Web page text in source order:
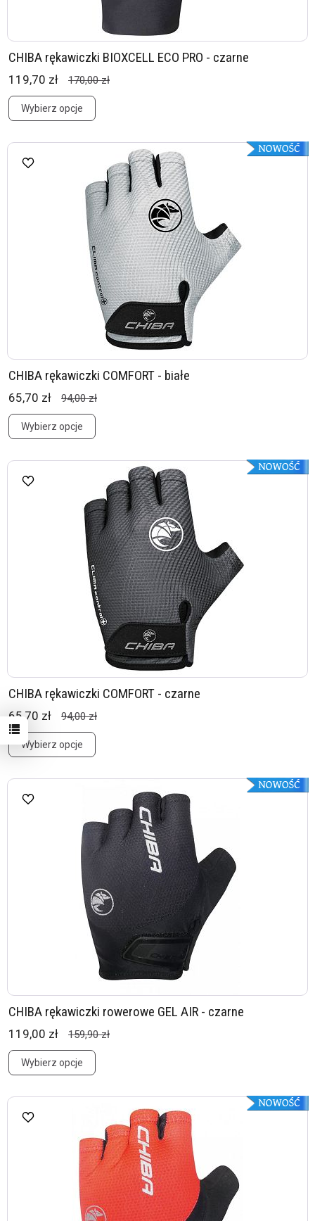
CHIBA rękawiczki BIOXCELL ECO PRO - czarne
119,70 zł 170,00 zł
Wybierz opcje
CHIBA rękawiczki COMFORT - białe
65,70 zł 94,00 zł
Wybierz opcje
CHIBA rękawiczki COMFORT - czarne
65,70 zł 94,00 zł
Wybierz opcje
CHIBA rękawiczki rowerowe GEL AIR - czarne
119,00 zł 159,90 zł
Wybierz opcje